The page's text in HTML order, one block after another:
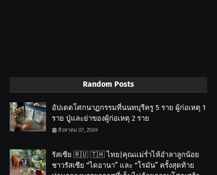
Random Posts
อัปเดตโศกนาฏกรรมที่นนทบุรีครู 5 ราย ผู้ก่อเหตุ 1
ราย ปู่และย่าของผู้ก่อเหตุ 2 ราย
สิงหาคม 07, 2569
รัสเซีย 🇷🇺 🇹🇭 ไทย|คุณแม่ร่ำไห้อำลาลูกน้อย
ชาวรัสเซีย “ไดอานา” และ “โรมัน” ครั้งสุดท้าย